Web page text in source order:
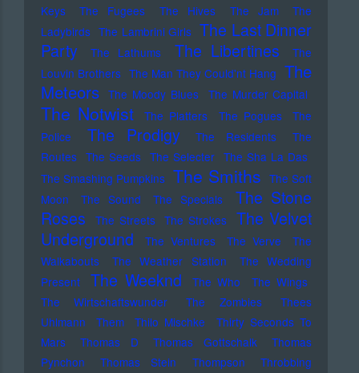
Keys
The Fugees The Hives The Jam
The
Ladybirds The Lambrini Girls The Last Dinner
Party
The Lathums The Libertines
The
Louvin Brothers The Man They Could'nt Hang The
Meteors The Moody Blues The Murder Capital
The Notwist The Platters The Pogues
The
Police
The Prodigy The Residents
The
Routes The Seeds The Selecter The Sha La Das
The Smashing Pumpkins The Smiths The Soft
Moon
The Sound The Specials
The Stone
Roses
The Streets The Strokes
The Velvet
Underground
The Ventures The Verve
The
Walkabouts
The Weather Station
The Wedding
Present
The Weeknd The Who
The Wings
The Wirtschaftswunder
The Zombies
Thees
Uhlmann
Them Thilo Mischke
Thirty Seconds To
Mars
Thomas D Thomas Gottschalk
Thomas
Pynchon
Thomas Stein Thompson
Throbbing